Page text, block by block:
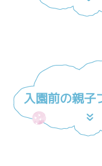
入園前の親子